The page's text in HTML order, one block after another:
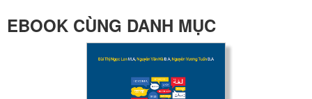
EBOOK CÙNG DANH MỤC